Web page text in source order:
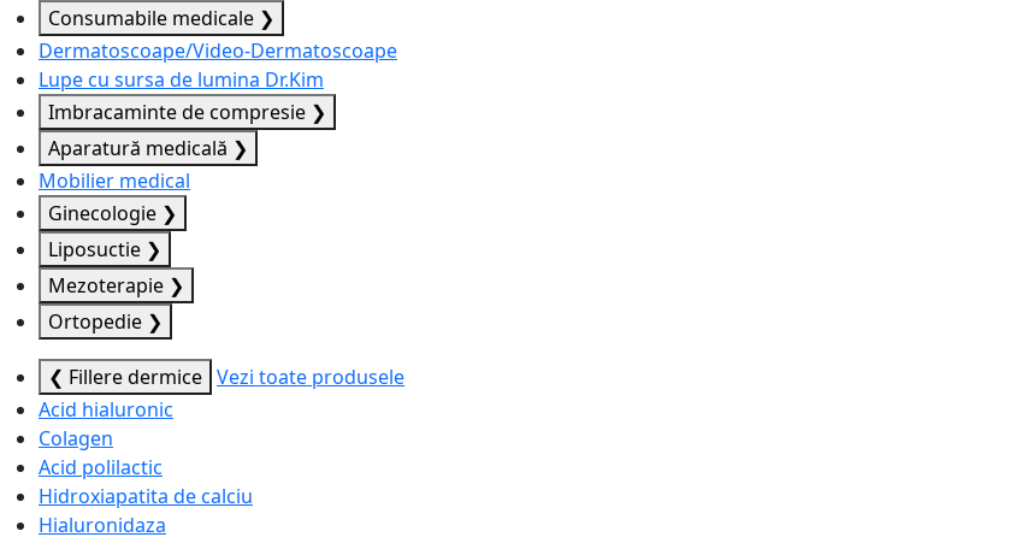
Consumabile medicale ❯
Dermatoscoape/Video-Dermatoscoape
Lupe cu sursa de lumina Dr.Kim
Imbracaminte de compresie ❯
Aparatură medicală ❯
Mobilier medical
Ginecologie ❯
Liposuctie ❯
Mezoterapie ❯
Ortopedie ❯
❮ Fillere dermice Vezi toate produsele
Acid hialuronic
Colagen
Acid polilactic
Hidroxiapatita de calciu
Hialuronidaza